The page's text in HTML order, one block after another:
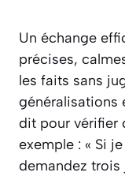
Un échange
précises,
les faits sans
généralisations
dit pour vérifier
exemple : « Si
demandez